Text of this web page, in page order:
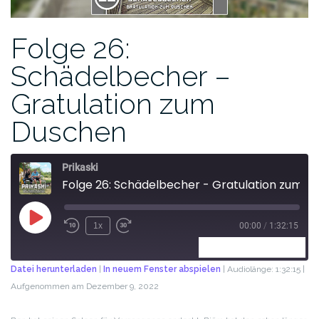
Folge 26:
Schädelbecher –
Gratulation zum
Duschen
Prikaski
1x 00:00 / 1:32:15
TEILEN
Datei herunterladen In neuem Fenster abspielen Audiolänge: 1:32:15
Aufgenommen am Dezember 9, 2022